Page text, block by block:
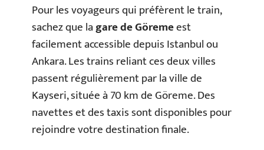
Pour les voyageurs qui préfèrent le train,
sachez que lagare de Göremeest
facilement accessible depuis Istanbul ou
Ankara. Les trains reliant ces deux villes
passent régulièrement par la ville de
Kayseri, située à 70 km de Göreme. Des
navettes et des taxis sont disponibles pour
rejoindre votre destination finale.